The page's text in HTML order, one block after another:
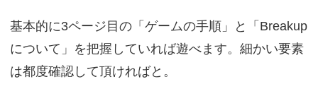
基本的に3ページ目の「ゲームの手順」と「Breakup
について」を把握していれば遊べます。細かい要素
は都度確認して頂ければと。